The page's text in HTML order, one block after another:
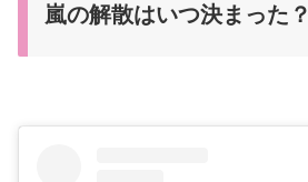
嵐の解散はいつ決まった？